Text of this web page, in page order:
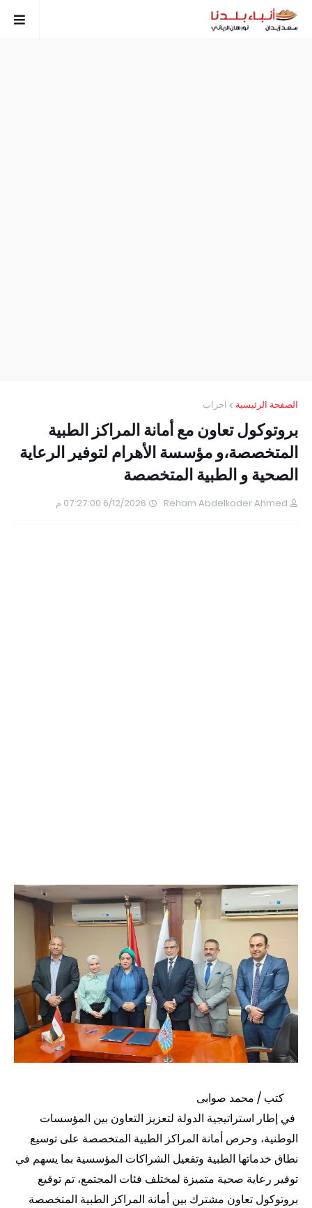
الصفحة الرئيسية احزاب
بروتوكول تعاون مع أمانة المراكز الطبية
المتخصصة،و مؤسسة الأهرام لتوفير الرعاية
الصحية و الطبية المتخصصة
Reham Abdelkader Ahmed 6/12/2026 07:27:00 م
كتب / محمد صوابى
في إطار استراتيجية الدولة لتعزيز التعاون بين المؤسسات
الوطنية، وحرص أمانة المراكز الطبية المتخصصة على توسيع
نطاق خدماتها الطبية وتفعيل الشراكات المؤسسية بما يسهم في
توفير رعاية صحية متميزة لمختلف فئات المجتمع، تم توقيع
بروتوكول تعاون مشترك بين أمانة المراكز الطبية المتخصصة